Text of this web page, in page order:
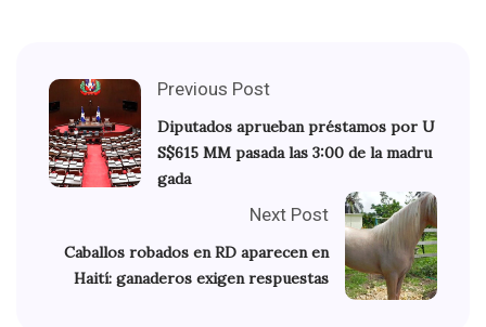
Previous Post
Diputados aprueban préstamos por U
S$615 MM pasada las 3:00 de la madru
gada
Next Post
Caballos robados en RD aparecen en
Haití: ganaderos exigen respuestas